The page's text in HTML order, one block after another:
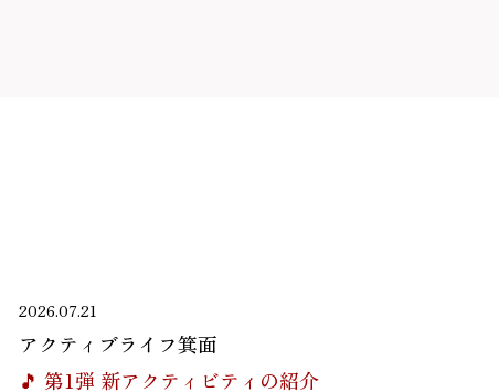
2026.07.21
アクティブライフ箕面
🎵 第1弾 新アクティビティの紹介